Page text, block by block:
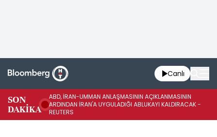
Canlı
SON
DAKİKA
ABD, İRAN-UMMAN ANLAŞMASININ AÇIKLANMASININ
ARDINDAN İRAN'A UYGULADIĞI ABLUKAYI KALDIRACAK -
REUTERS